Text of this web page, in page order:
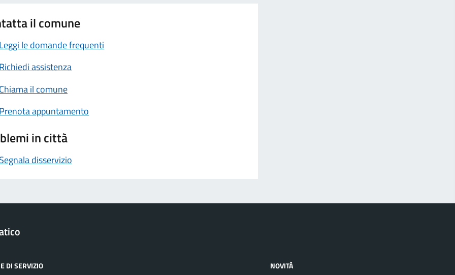
il comune
le domande frequenti
assistenza
il comune
appuntamento
in città
disservizio
DI SERVIZIO NOVITÀ